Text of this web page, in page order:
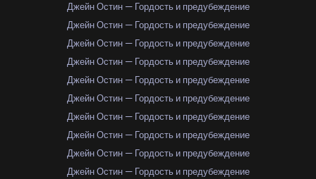
Джейн Остин — Гордость и предубеждение
Джейн Остин — Гордость и предубеждение
Джейн Остин — Гордость и предубеждение
Джейн Остин — Гордость и предубеждение
Джейн Остин — Гордость и предубеждение
Джейн Остин — Гордость и предубеждение
Джейн Остин — Гордость и предубеждение
Джейн Остин — Гордость и предубеждение
Джейн Остин — Гордость и предубеждение
Джейн Остин — Гордость и предубеждение